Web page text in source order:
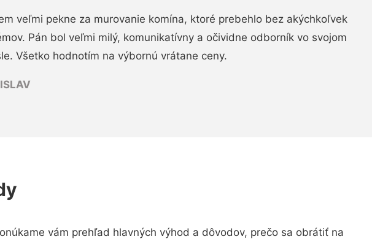
veľmi pekne za murovanie komína, ktoré prebehlo bez akýchkoľvek
Pán bol veľmi milý, komunikatívny a očividne odborník vo svojom
Všetko hodnotím na výbornú vrátane ceny.
vám prehľad hlavných výhod a dôvodov, prečo sa obrátiť na